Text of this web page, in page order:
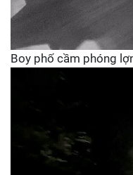
Boy phố cầm phóng